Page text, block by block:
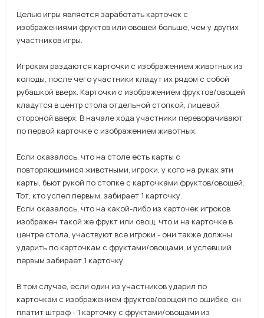
Целью игры является заработать карточек с
изображениями фруктов или овощей больше, чем у других
участников игры.
Игрокам раздаются карточки с изображением животных из
колоды, после чего участники кладут их рядом с собой
рубашкой вверх. Карточки с изображением фруктов/овощей
кладутся в центр стола отдельной стопкой, лицевой
стороной вверх. В начале хода участники переворачивают
по первой карточке с изображением животных.
Если оказалось, что на столе есть карты с
повторяющимися животными, игроки, у кого на руках эти
карты, бьют рукой по стопке с карточками фруктов/овощей.
Тот, кто успел первым, забирает 1 карточку.
Если оказалось, что на какой-либо из карточек игроков
изображен такой же фрукт или овощ, что и на карточке в
центре стола, участвуют все игроки - они также должны
ударить по карточкам с фруктами/овощами, и успевший
первым забирает 1 карточку.
В том случае, если один из участников ударил по
карточкам с изображением фруктов/овощей по ошибке, он
платит штраф - 1 карточку с фруктами/овощами из